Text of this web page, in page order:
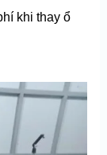
khi thay ổ